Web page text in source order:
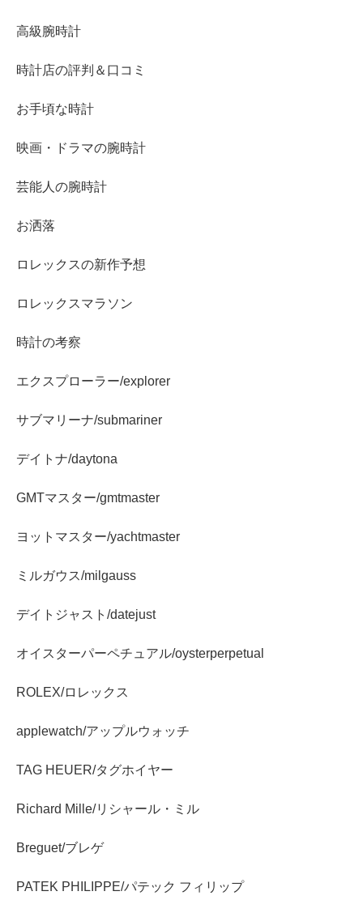
高級腕時計
時計店の評判＆口コミ
お手頃な時計
映画・ドラマの腕時計
芸能人の腕時計
お洒落
ロレックスの新作予想
ロレックスマラソン
時計の考察
エクスプローラー/explorer
サブマリーナ/submariner
デイトナ/daytona
GMTマスター/gmtmaster
ヨットマスター/yachtmaster
ミルガウス/milgauss
デイトジャスト/datejust
オイスターパーペチュアル/oysterperpetual
ROLEX/ロレックス
applewatch/アップルウォッチ
TAG HEUER/タグホイヤー
Richard Mille/リシャール・ミル
Breguet/ブレゲ
PATEK PHILIPPE/パテック フィリップ